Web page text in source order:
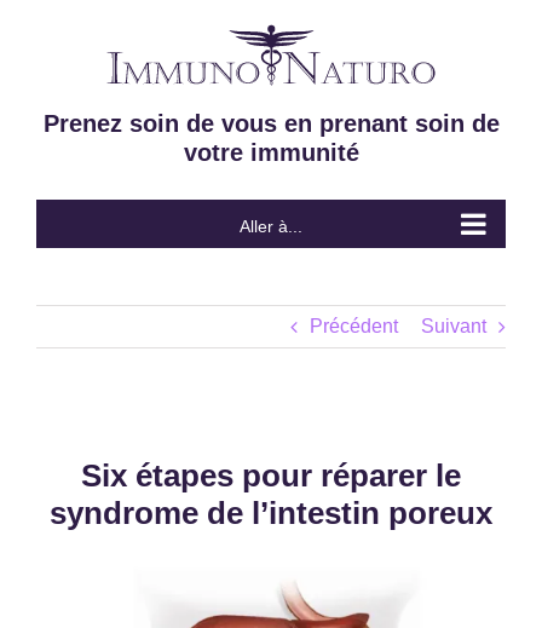
Prenez soin de vous en prenant soin de
votre immunité
Aller à...
Précédent Suivant
Six étapes pour réparer le
syndrome de l’intestin poreux